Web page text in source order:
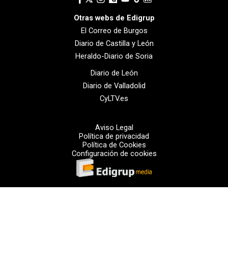
Otras webs de Edigrup
El Correo de Burgos
Diario de Castilla y León
Heraldo-Diario de Soria
Diario de León
Diario de Valladolid
CyLTV.es
Aviso Legal
Política de privacidad
Política de Cookies
Configuración de cookies